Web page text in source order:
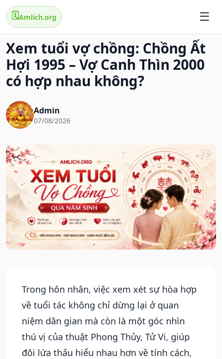
🗓️Amlich.org
Xem tuổi vợ chồng: Chồng Ất
Hợi 1995 – Vợ Canh Thìn 2000
có hợp nhau không?
Admin
07/08/2026
Trong hôn nhân, việc xem xét sự hòa hợp
về tuổi tác không chỉ dừng lại ở quan
niệm dân gian mà còn là một góc nhìn
thú vị của thuật Phong Thủy, Tử Vi, giúp
đôi lứa thấu hiểu nhau hơn về tính cách,